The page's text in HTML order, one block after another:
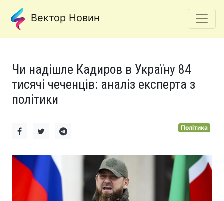
Вектор Новин
Чи надішле Кадиров в Україну 84
тисячі чеченців: аналіз експерта з
політики
Політика